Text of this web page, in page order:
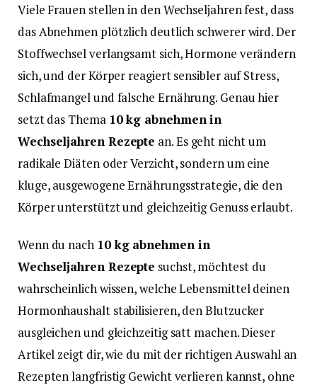
Viele Frauen stellen in den Wechseljahren fest, dass
das Abnehmen plötzlich deutlich schwerer wird. Der
Stoffwechsel verlangsamt sich, Hormone verändern
sich, und der Körper reagiert sensibler auf Stress,
Schlafmangel und falsche Ernährung. Genau hier
setzt das Thema 10 kg abnehmen in
Wechseljahren Rezepte an. Es geht nicht um
radikale Diäten oder Verzicht, sondern um eine
kluge, ausgewogene Ernährungsstrategie, die den
Körper unterstützt und gleichzeitig Genuss erlaubt.
Wenn du nach 10 kg abnehmen in
Wechseljahren Rezepte suchst, möchtest du
wahrscheinlich wissen, welche Lebensmittel deinen
Hormonhaushalt stabilisieren, den Blutzucker
ausgleichen und gleichzeitig satt machen. Dieser
Artikel zeigt dir, wie du mit der richtigen Auswahl an
Rezepten langfristig Gewicht verlieren kannst, ohne